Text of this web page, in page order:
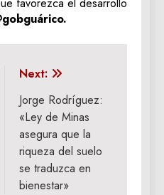
Next:
Jorge Rodríguez:
«Ley de Minas
asegura que la
riqueza del suelo
se traduzca en
bienestar»